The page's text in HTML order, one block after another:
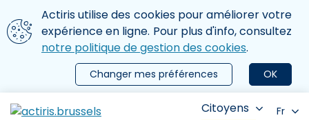
Aller au contenu principal
Nous utilisons des cookies
Actiris utilise des cookies pour améliorer votre
expérience en ligne. Pour plus d'info, consultez
notre politique de gestion des cookies.
OK
Changer mes préférences
le menu
Citoyens Fr